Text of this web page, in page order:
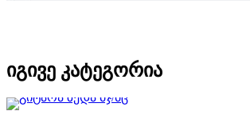
იგივე კატეგორია